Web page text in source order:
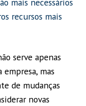
mais necessários
recursos mais
serve apenas
mas
de mudanças
novas